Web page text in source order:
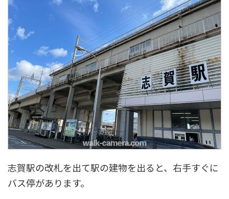
志賀駅の改札を出て駅の建物を出ると、右手すぐに
バス停があります。